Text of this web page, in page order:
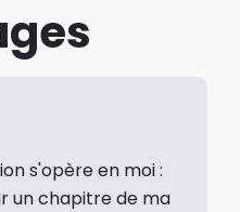
s'opère en moi :
un chapitre de ma